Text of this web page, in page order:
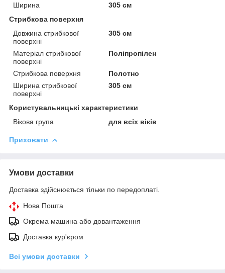
Ширина
305 см
Стрибкова поверхня
Довжина стрибкової
поверхні
305 см
Матеріал стрибкової
поверхні
Поліпропілен
Стрибкова поверхня
Полотно
Ширина стрибкової
поверхні
305 см
Користувальницькі характеристики
Вікова група
для всіх віків
Приховати
Умови доставки
Доставка здійснюється тільки по передоплаті.
Нова Пошта
Окрема машина або довантаження
Доставка кур'єром
Всі умови доставки